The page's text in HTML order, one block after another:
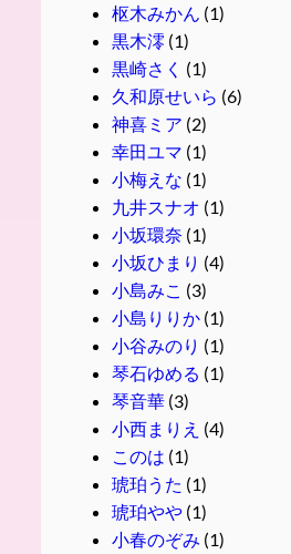
枢木みかん (1)
黒木澪 (1)
黒崎さく (1)
久和原せいら (6)
神喜ミア (2)
幸田ユマ (1)
小梅えな (1)
九井スナオ (1)
小坂環奈 (1)
小坂ひまり (4)
小島みこ (3)
小島りりか(1)
小谷みのり (1)
琴石ゆめる (1)
琴音華(3)
小西まりえ (4)
このは (1)
琥珀うた (1)
琥珀やや(1)
小春のぞみ (1)